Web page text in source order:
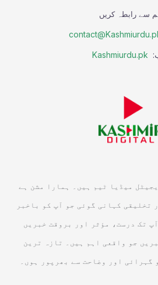
ہم سے رابطہ کریں
Kashmiurdu.pk
میڈیا ٹیم ہیں۔ ہمارا مشن ہے
تخلیقی کہانی گوئی جو آپ کو باخبر
تک درست، مؤثر اور بروقت خبریں
جو واقعی اہم ہیں۔ تازہ ترین
گہرائی اور وضاحت سے بھرپور ہوں۔